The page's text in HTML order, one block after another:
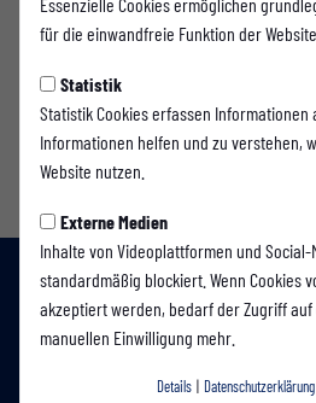
für die einwandfreie Funktion der
Statistik
Statistik Cookies erfassen Informationen
Informationen helfen und zu verstehen,
Website nutzen.
Externe Medien
Inhalte von Videoplattformen und
standardmäßig blockiert. Wenn Cookies
akzeptiert werden, bedarf der Zugriff
manuellen Einwilligung mehr.
Details | Datenschutzerklärung
führen.